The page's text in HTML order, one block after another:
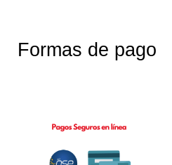
Formas de pago